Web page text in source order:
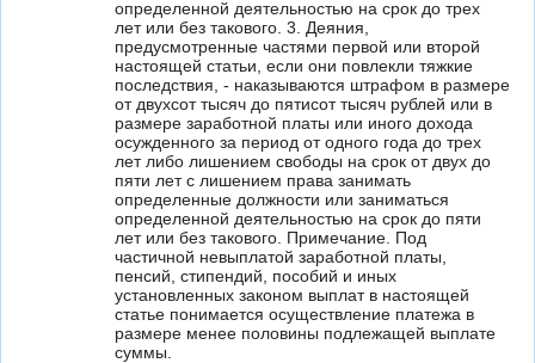
определенной деятельностью на срок до трех
лет или без такового. 3. Деяния,
предусмотренные частями первой или второй
настоящей статьи, если они повлекли тяжкие
последствия, - наказываются штрафом в размере
от двухсот тысяч до пятисот тысяч рублей или в
размере заработной платы или иного дохода
осужденного за период от одного года до трех
лет либо лишением свободы на срок от двух до
пяти лет с лишением права занимать
определенные должности или заниматься
определенной деятельностью на срок до пяти
лет или без такового. Примечание. Под
частичной невыплатой заработной платы,
пенсий, стипендий, пособий и иных
установленных законом выплат в настоящей
статье понимается осуществление платежа в
размере менее половины подлежащей выплате
суммы.